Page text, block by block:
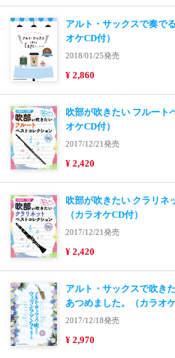
アルト・サックスで奏で
オケCD付）
2018/01/25発売
¥ 2,860
吹部が吹きたい フルート
オケCD付）
2017/12/21発売
¥ 2,420
吹部が吹きたい クラリネ
（カラオケCD付）
2017/12/21発売
¥ 2,420
アルト・サックスで吹き
あつめました。（カラオケ
2017/12/18発売
¥ 2,970